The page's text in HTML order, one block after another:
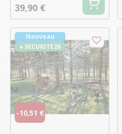
39,90 €
Nouveau
♦ SECURITE26
-10,51 €